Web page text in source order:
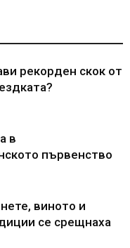
рекорден скок от
в
първенство
виното и
се срещнаха